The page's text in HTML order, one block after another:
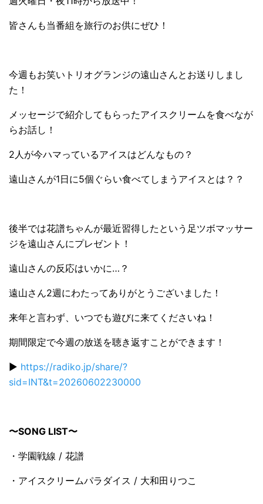
皆さんも当番組を旅行のお供にぜひ！
今週もお笑いトリオグランジの遠山さんとお送りしまし
た！
メッセージで紹介してもらったアイスクリームを食べなが
らお話し！
2人が今ハマっているアイスはどんなもの？
遠山さんが1日に5個ぐらい食べてしまうアイスとは？？
後半では花譜ちゃんが最近習得したという足ツボマッサー
ジを遠山さんにプレゼント！
遠山さんの反応はいかに…？
遠山さん2週にわたってありがとうございました！
来年と言わず、いつでも遊びに来てくださいね！
期間限定で今週の放送を聴き返すことができます！
▶️ https://radiko.jp/share/?
sid=INT&t=20260602230000
〜SONG LIST〜
・学園戦線 / 花譜
・アイスクリームパラダイス / 大和田りつこ